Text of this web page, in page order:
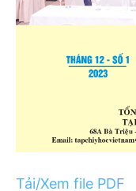
Tải/Xem file PDF